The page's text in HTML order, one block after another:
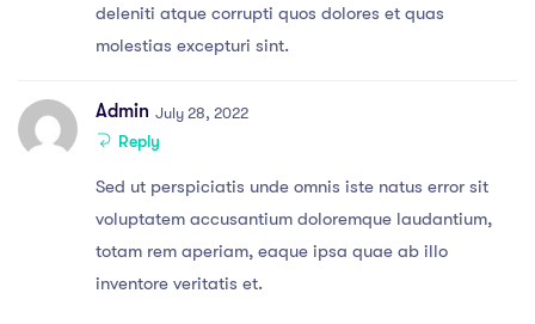
deleniti atque corrupti quos dolores et quas
molestias excepturi sint.
Admin July 28, 2022
Reply
Sed ut perspiciatis unde omnis iste natus error sit
voluptatem accusantium doloremque laudantium,
totam rem aperiam, eaque ipsa quae ab illo
inventore veritatis et.